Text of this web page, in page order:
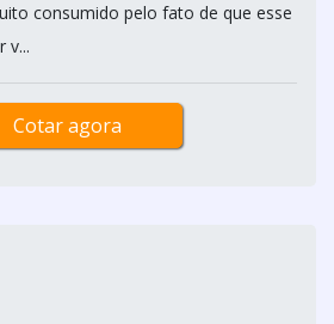
consumido pelo fato de que esse
v...
Cotar agora